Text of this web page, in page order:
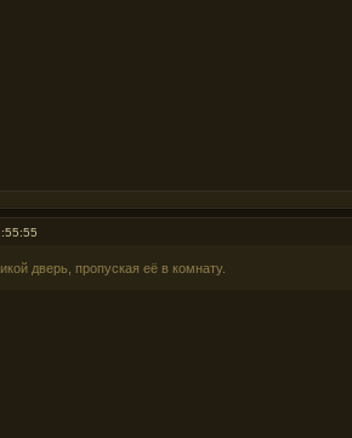
дверь, пропуская её в комнату.